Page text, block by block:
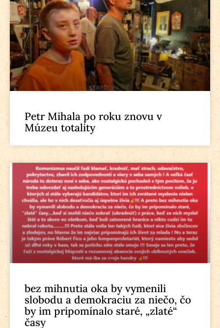
Petr Mihala po roku znovu v
Múzeu totality
bez mihnutia oka by vymenili
slobodu a demokraciu za niečo, čo
by im pripomínalo staré, „zlaté“
časy